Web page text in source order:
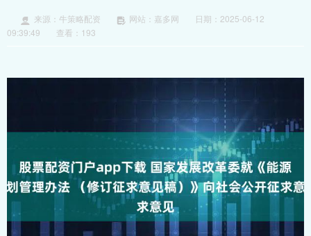
来源：牛策略配资 网站：嘉多网
日期：2025-06-12
09:39:49
查看：193